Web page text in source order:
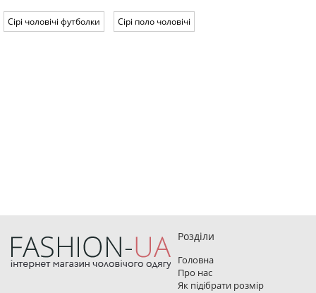
Сірі чоловічі футболки Сірі поло чоловічі
Розділи
Головна
Про нас
Як підібрати розмір